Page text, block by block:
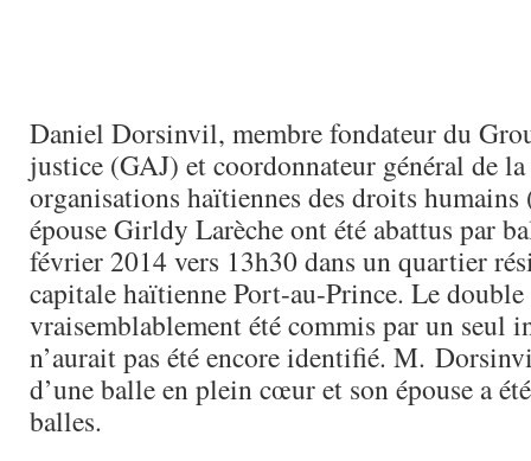
Daniel Dorsinvil, membre fondateur du
justice (GAJ) et coordonnateur général de
organisations haïtiennes des droits
épouse Girldy Larèche ont été abattus par
février 2014 vers 13h30 dans un quartier
capitale haïtienne Port-au-Prince. Le
vraisemblablement été commis par un seul
n’aurait pas été encore identifié. M.
d’une balle en plein cœur et son épouse a
balles.